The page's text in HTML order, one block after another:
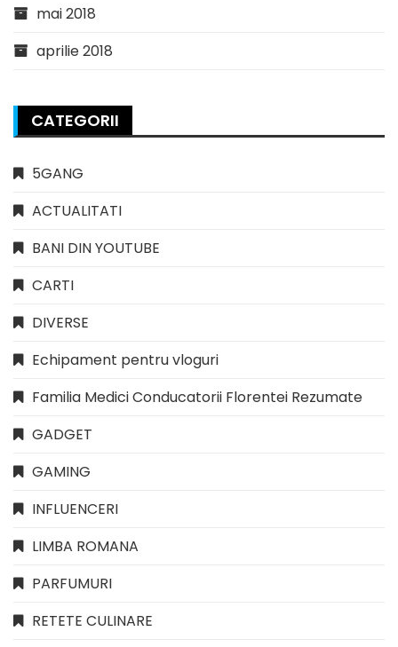
mai 2018
aprilie 2018
CATEGORII
5GANG
ACTUALITATI
BANI DIN YOUTUBE
CARTI
DIVERSE
Echipament pentru vloguri
Familia Medici Conducatorii Florentei Rezumate
GADGET
GAMING
INFLUENCERI
LIMBA ROMANA
PARFUMURI
RETETE CULINARE